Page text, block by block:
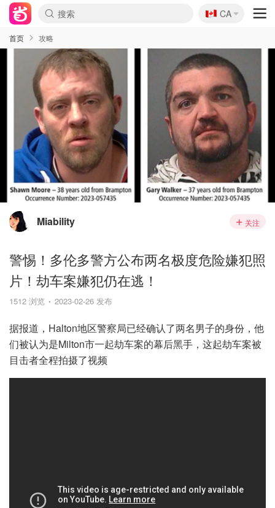
🇨🇦
CA
首页 攻略
Miability 关注
警惕！多伦多警方公布两名极度危险嫌犯照
片！劫车案嫌犯仍在逃！
1512 浏览 2023-02-26 发布
据报道，Halton地区警察局已经确认了两名男子的身份，他
们被认为是Milton市一起劫车案的幕后黑手，这起劫车案被
目击者全程拍摄了视频